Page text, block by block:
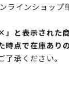
ラインショップ
」と表示された
時点で在庫あり
了承ください。